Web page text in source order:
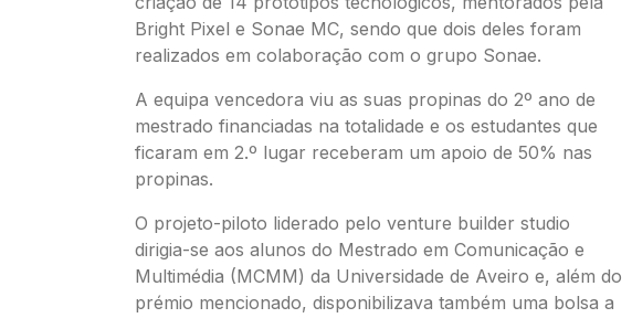
Bright Pixel e Sonae MC, sendo que dois deles foram
realizados em colaboração com o grupo Sonae.
A equipa vencedora viu as suas propinas do 2º ano de
mestrado financiadas na totalidade e os estudantes que
ficaram em 2.º lugar receberam um apoio de 50% nas
propinas.
O projeto-piloto liderado pelo venture builder studio
dirigia-se aos alunos do Mestrado em Comunicação e
Multimédia (MCMM) da Universidade de Aveiro e, além do
prémio mencionado, disponibilizava também uma bolsa a